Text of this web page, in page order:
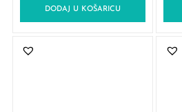
DODAJ U KOŠARICU